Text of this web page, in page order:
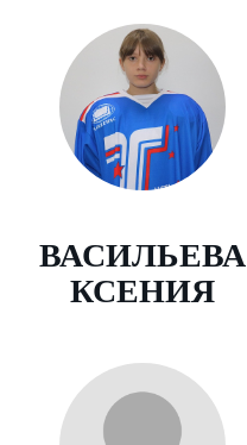
ВАСИЛЬЕВА
КСЕНИЯ